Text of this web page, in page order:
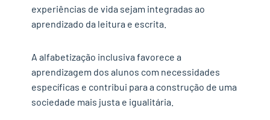
experiências de vida sejam integradas ao
aprendizado da leitura e escrita.
A alfabetização inclusiva favorece a
aprendizagem dos alunos com necessidades
específicas e contribui para a construção de uma
sociedade mais justa e igualitária.